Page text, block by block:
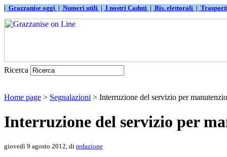
| Grazzanise oggi | Numeri utili | I nostri Caduti | Ris. elettorali |
Ricerca
Home page > Segnalazioni > Interruzione del servizio per
Interruzione del servizio per
giovedì 9 agosto 2012, di redazione